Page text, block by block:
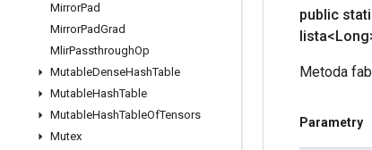
MirrorPad
MirrorPadGrad
MlirPassthroughOp
MutableDenseHashTable
MutableHashTable
MutableHashTableOfTensors
Mutex
public
Metoda
Parametry